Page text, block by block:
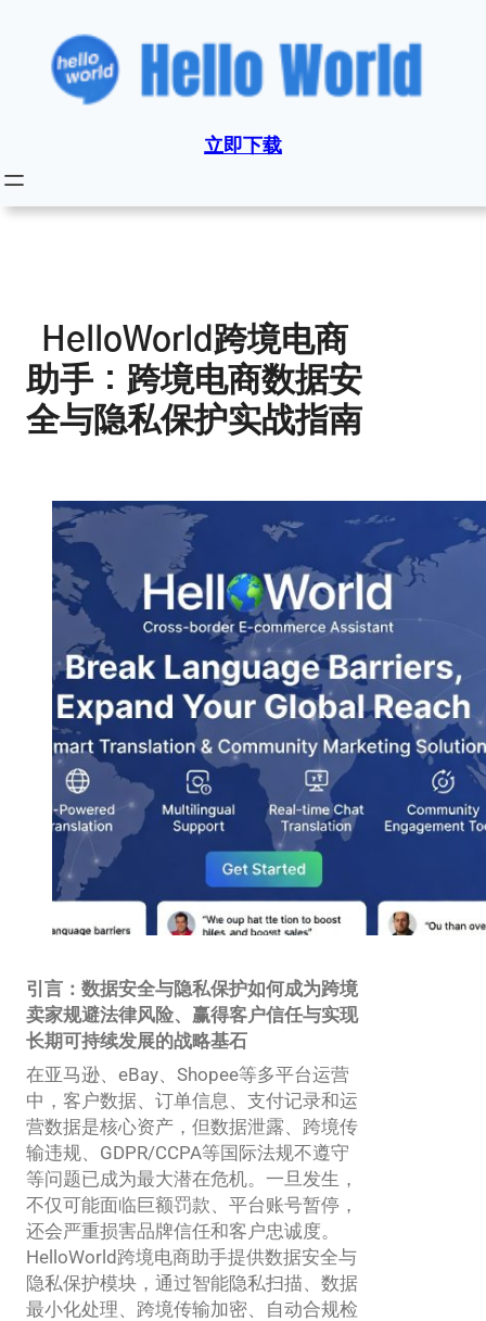
立即下载
HelloWorld跨境电商
助手：跨境电商数据安
全与隐私保护实战指南
引言：数据安全与隐私保护如何成为跨境
卖家规避法律风险、赢得客户信任与实现
长期可持续发展的战略基石
在亚马逊、eBay、Shopee等多平台运营
中，客户数据、订单信息、支付记录和运
营数据是核心资产，但数据泄露、跨境传
输违规、GDPR/CCPA等国际法规不遵守
等问题已成为最大潜在危机。一旦发生，
不仅可能面临巨额罚款、平台账号暂停，
还会严重损害品牌信任和客户忠诚度。
HelloWorld跨境电商助手提供数据安全与
隐私保护模块，通过智能隐私扫描、数据
最小化处理、跨境传输加密、自动合规检